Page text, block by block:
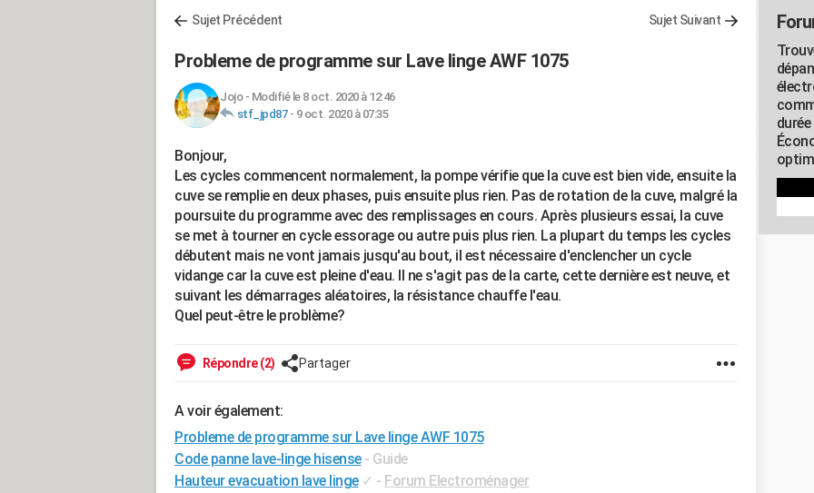
Sujet Précédent Sujet Suivant
Probleme de programme sur Lave linge AWF 1075
Jojo- Modifié le 8 oct. 2020 à 12:46
stf_jpd87- 9 oct. 2020 à 07:35
Bonjour,
Les cycles commencent normalement, la pompe vérifie que la cuve est bien vide, ensuite la
cuve se remplie en deux phases, puis ensuite plus rien. Pas de rotation de la cuve, malgré la
poursuite du programme avec des remplissages en cours. Après plusieurs essai, la cuve
se met à tourner en cycle essorage ou autre puis plus rien. La plupart du temps les cycles
débutent mais ne vont jamais jusqu'au bout, il est nécessaire d'enclencher un cycle
vidange car la cuve est pleine d'eau. Il ne s'agit pas de la carte, cette dernière est neuve, et
suivant les démarrages aléatoires, la résistance chauffe l'eau.
Quel peut-être le problème?
Répondre (2) Partager
A voir également:
Probleme de programme sur Lave linge AWF 1075
Code panne lave-linge hisense - Guide
Hauteur evacuation lave linge ✓ - Forum Electroménager